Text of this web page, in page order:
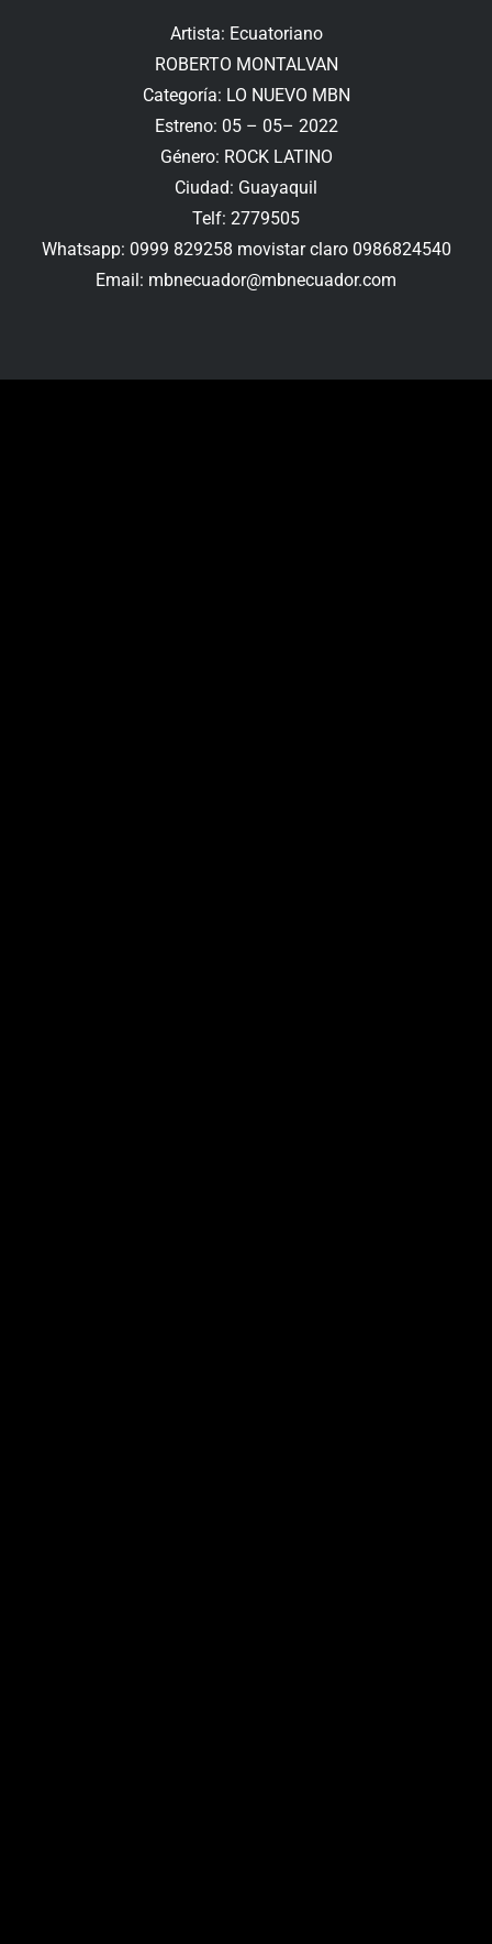
Artista: Ecuatoriano
ROBERTO MONTALVAN
Categoría: LO NUEVO MBN
Estreno: 05 – 05– 2022
Género: ROCK LATINO
Ciudad: Guayaquil
Telf: 2779505
Whatsapp: 0999 829258 movistar claro 0986824540
Email: mbnecuador@mbnecuador.com